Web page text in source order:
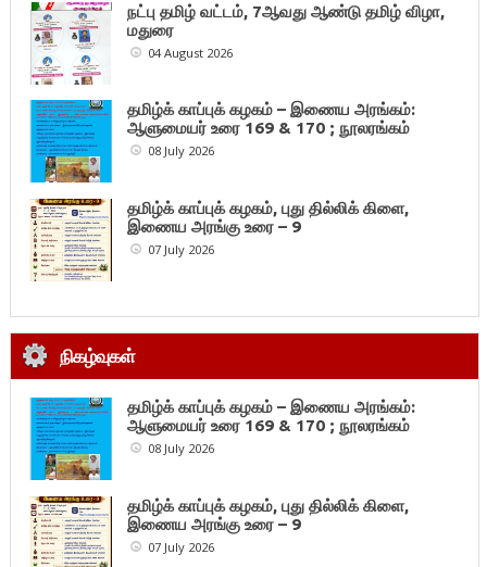
நட்பு தமிழ் வட்டம், 7ஆவது ஆண்டு தமிழ் விழா,
மதுரை
04 August 2026
தமிழ்க் காப்புக் கழகம் – இணைய அரங்கம்:
ஆளுமையர் உரை 169 & 170 ; நூலரங்கம்
08 July 2026
தமிழ்க் காப்புக் கழகம், புது தில்லிக் கிளை,
இணைய அரங்கு உரை – 9
07 July 2026
நிகழ்வுகள்
தமிழ்க் காப்புக் கழகம் – இணைய அரங்கம்:
ஆளுமையர் உரை 169 & 170 ; நூலரங்கம்
08 July 2026
தமிழ்க் காப்புக் கழகம், புது தில்லிக் கிளை,
இணைய அரங்கு உரை – 9
07 July 2026